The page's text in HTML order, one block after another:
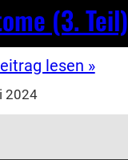
(3. Teil)
lesen »
2024